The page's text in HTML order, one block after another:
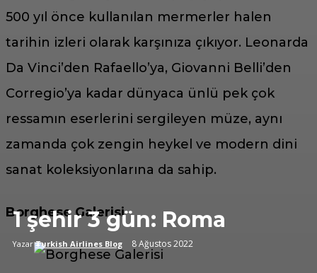
1 şehir 3 gün: Roma
Yazar Turkish Airlines Blog 8 Ağustos 2022
500 yıl önce kullanılan mermerler halen
tarihin izleri olarak karşınıza çıkıyor. Leonarda
Da Vinci’den Rafaello’ya, Giovanni Belli’den
Corregio’ya kadar dünyaca ünlü pek çok
ressamın eserlerini sergileyen müze, aynı
zamanda çok zengin heykel ve modern dini
sanat koleksiyonlarına da sahip.
Borghese Galerisi